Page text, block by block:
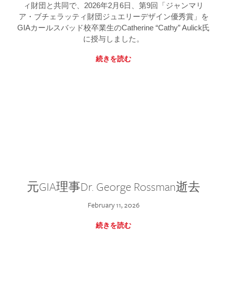
ィ財団と共同で、2026年2月6日、第9回「ジャンマリ
ア・ブチェラッティ財団ジュエリーデザイン優秀賞」を
GIAカールスバッド校卒業生のCatherine “Cathy” Aulick氏
に授与しました。
続きを読む
元GIA理事Dr. George Rossman逝去
February 11, 2026
続きを読む